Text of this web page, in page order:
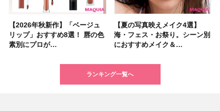
【2026年秋新作】「ベージュ
リップ」おすすめ8選！ 唇の色
素別にプロが…
【夏の写真映えメイク4選】
海・フェス・お祭り。シーン別
におすすめメイク＆…
【2026夏】「シートマスク・
パック」ランキングTOP5！＜
マキアビュー…
【2026夏】「洗顔料」ランキ
ングTOP5！＜マキアビューテ
ィーズが投票…
【2026年秋新作】「ベージュ
リップ」おすすめ8選！ 唇の色
素別にプロが…
【夏の写真映えメイク4選】
海・フェス・お祭り。シーン別
におすすめメイク＆…
【ニベア】美容液リップクリー
ム＆ボディスクラブが新登場！
大人気の色付き…
【石井美保さん・50歳のボディ
ケア愛用品16選】首・手・バス
トのパーツケ…
【2026夏】「インナーケア・
サプリ」ランキングTOP5！＜
美容マニア集…
【石井美保さんのおすすめお菓
子＆お茶10選】手土産にもぴっ
たり
【最新】髪のうねり・広がり・
くせ毛におすすめのシャンプー
17選
【2026年夏】透明感カラーの
髪色おすすめ20選！ ブリーチ
あり・なし別…
【2026年8月の一粒万倍日】お
すすめの開運コスメ＆美容アイ
テム10選！
【読者プレゼント】羽の見えな
いハンディファン
「baramood」を3名様…
【ジョー マローン ロンドン】
大人気フレグランス「ウッド
セージ ＆ シ…
先行販売でゲット🧡LUNASOL
アイカラーレーションN 23
Rosy…
ランキング一覧へ